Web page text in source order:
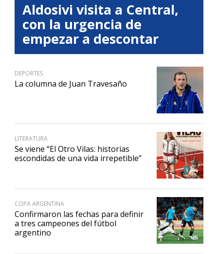
Aldosivi visita a Central,
con la urgencia de
empezar a descontar
DEPORTES
La columna de Juan Travesaño
LITERATURA
Se viene “El Otro Vilas: historias
escondidas de una vida irrepetible”
COPA ARGENTINA
Confirmaron las fechas para definir
a tres campeones del fútbol
argentino